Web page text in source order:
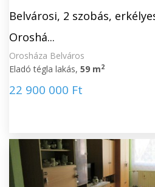
Belvárosi, 2 szobás,
Oroshá...
Orosháza Belváros
Eladó tégla lakás, 59 m2
22 900 000 Ft